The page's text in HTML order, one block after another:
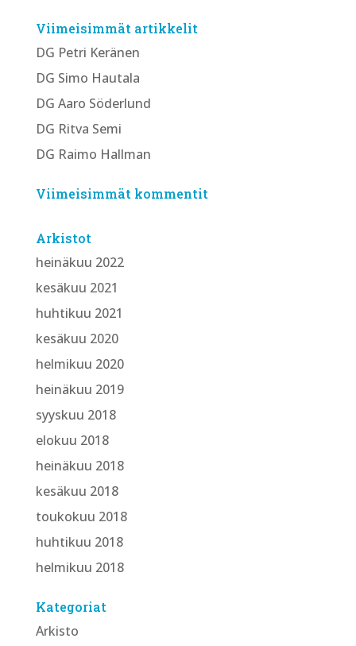
Viimeisimmät artikkelit
DG Petri Keränen
DG Simo Hautala
DG Aaro Söderlund
DG Ritva Semi
DG Raimo Hallman
Viimeisimmät kommentit
Arkistot
heinäkuu 2022
kesäkuu 2021
huhtikuu 2021
kesäkuu 2020
helmikuu 2020
heinäkuu 2019
syyskuu 2018
elokuu 2018
heinäkuu 2018
kesäkuu 2018
toukokuu 2018
huhtikuu 2018
helmikuu 2018
Kategoriat
Arkisto